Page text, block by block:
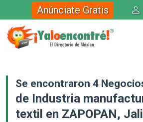
Anúnciate Gratis
Se encontraron 4
de Industria
textil en ZAPOPAN,